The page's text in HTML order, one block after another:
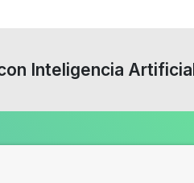
Inteligencia